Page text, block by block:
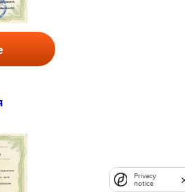
Privacy
notice